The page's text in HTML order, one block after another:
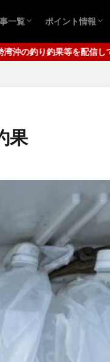
一覧
物キャスティング
ーバスゲーム
ックフィッシュ
ロダイ釣り
ジ
タリガニ
コ釣り
ポイント情報
四日市港
千代崎港
。メインは秋の青物
果